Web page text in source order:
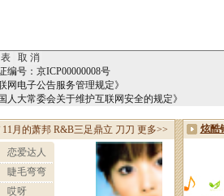
编号：京ICP00000008号
网电子公告服务管理规定》
人大常委会关于维护互联网安全的规定》